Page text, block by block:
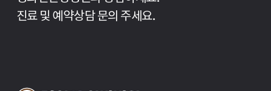
진료 및 예약상담 문의 주세요.